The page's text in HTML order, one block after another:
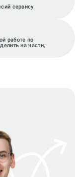
сервису
работе по
на части,